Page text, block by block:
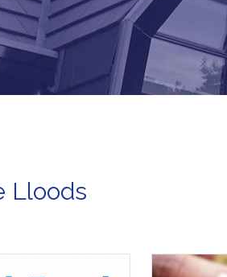
Lloods